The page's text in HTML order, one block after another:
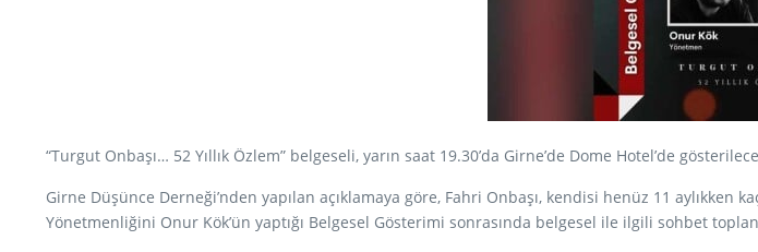
“Turgut Onbaşı… 52 Yıllık Özlem” belgeseli, yarın saat 19.30’da Girne’de Dome Hotel’de
Girne Düşünce Derneği’nden yapılan açıklamaya göre, Fahri Onbaşı, kendisi henüz 11 aylıkken
Yönetmenliğini Onur Kök’ün yaptığı Belgesel Gösterimi sonrasında belgesel ile ilgili sohbet